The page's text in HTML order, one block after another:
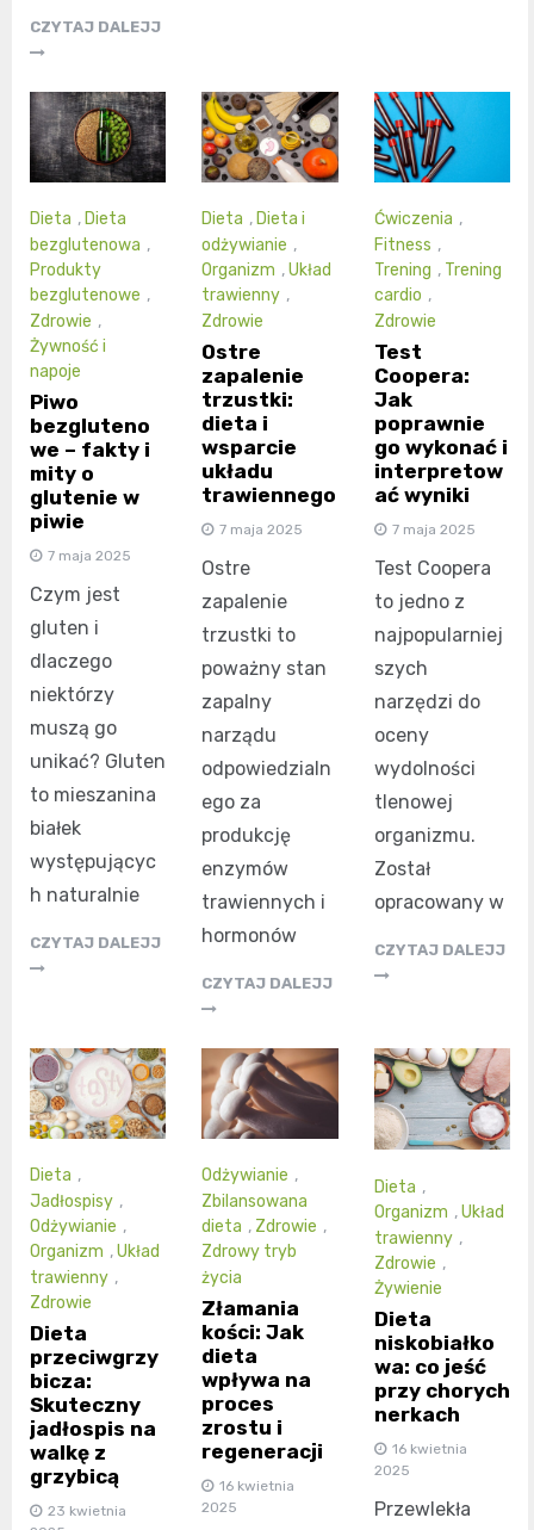
CZYTAJ DALEJJ
Dieta , Dieta
bezglutenowa ,
Produkty
bezglutenowe ,
Zdrowie ,
Żywność i
napoje
Piwo
bezgluteno
we – fakty i
mity o
glutenie w
piwie
7 maja 2025
Czym jest
gluten i
dlaczego
niektórzy
muszą go
unikać? Gluten
to mieszanina
białek
występującyc
h naturalnie
CZYTAJ DALEJJ
Dieta , Dieta i
odżywianie ,
Organizm ,Układ
trawienny ,
Zdrowie
Ostre
zapalenie
trzustki:
dieta i
wsparcie
układu
trawiennego
7 maja 2025
Ostre
zapalenie
trzustki to
poważny stan
zapalny
narządu
odpowiedzialn
ego za
produkcję
enzymów
trawiennych i
hormonów
CZYTAJ DALEJJ
Ćwiczenia ,
Fitness ,
Trening , Trening
cardio ,
Zdrowie
Test
Coopera:
Jak
poprawnie
go wykonać i
interpretow
ać wyniki
7 maja 2025
Test Coopera
to jedno z
najpopularniej
szych
narzędzi do
oceny
wydolności
tlenowej
organizmu.
Został
opracowany w
CZYTAJ DALEJJ
Dieta ,
Jadłospisy ,
Odżywianie ,
Organizm ,Układ
trawienny ,
Zdrowie
Dieta
przeciwgrzy
bicza:
Skuteczny
jadłospis na
walkę z
grzybicą
23 kwietnia
Odżywianie ,
Zbilansowana
dieta , Zdrowie ,
Zdrowy tryb
życia
Złamania
kości: Jak
dieta
wpływa na
proces
zrostu i
regeneracji
16 kwietnia
2025
Dieta ,
Organizm ,Układ
trawienny ,
Zdrowie ,
Żywienie
Dieta
niskobiałko
wa: co jeść
przy chorych
nerkach
16 kwietnia
2025
Przewlekła